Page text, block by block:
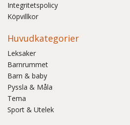
Integritetspolicy
Köpvillkor
Huvudkategorier
Leksaker
Barnrummet
Barn & baby
Pyssla & Måla
Tema
Sport & Utelek